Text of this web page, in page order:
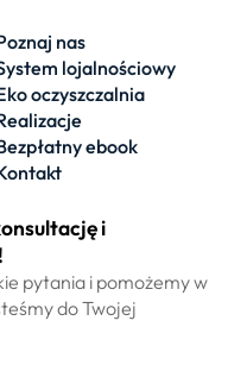
nas
lojalnościowy
oczyszczalnia
ebook
i
pytania i pomożemy w
do Twojej